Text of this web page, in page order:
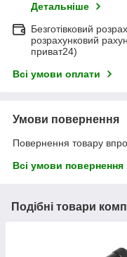
Детальніше
Безготівковий
розрахунковий
приват24)
Всі умови оплати
Умови повернення
Повернення товару
Всі умови повернення
Подібні товари